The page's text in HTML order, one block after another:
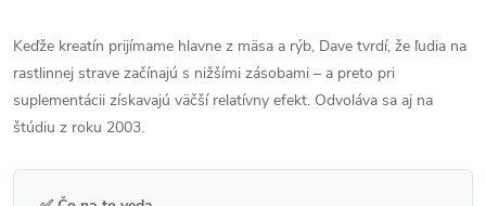
Keďže kreatín prijímame hlavne z mäsa a rýb, Dave tvrdí, že ľudia na
rastlinnej strave začínajú s nižšími zásobami – a preto pri
suplementácii získavajú väčší relatívny efekt. Odvoláva sa aj na
štúdiu z roku 2003.